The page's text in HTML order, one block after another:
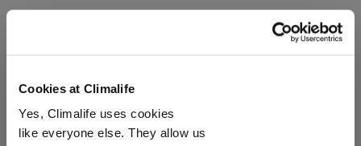
Cookies at Climalife
Yes, Climalife uses cookies
like everyone else. They allow us
Unsere Produkte
entdecken